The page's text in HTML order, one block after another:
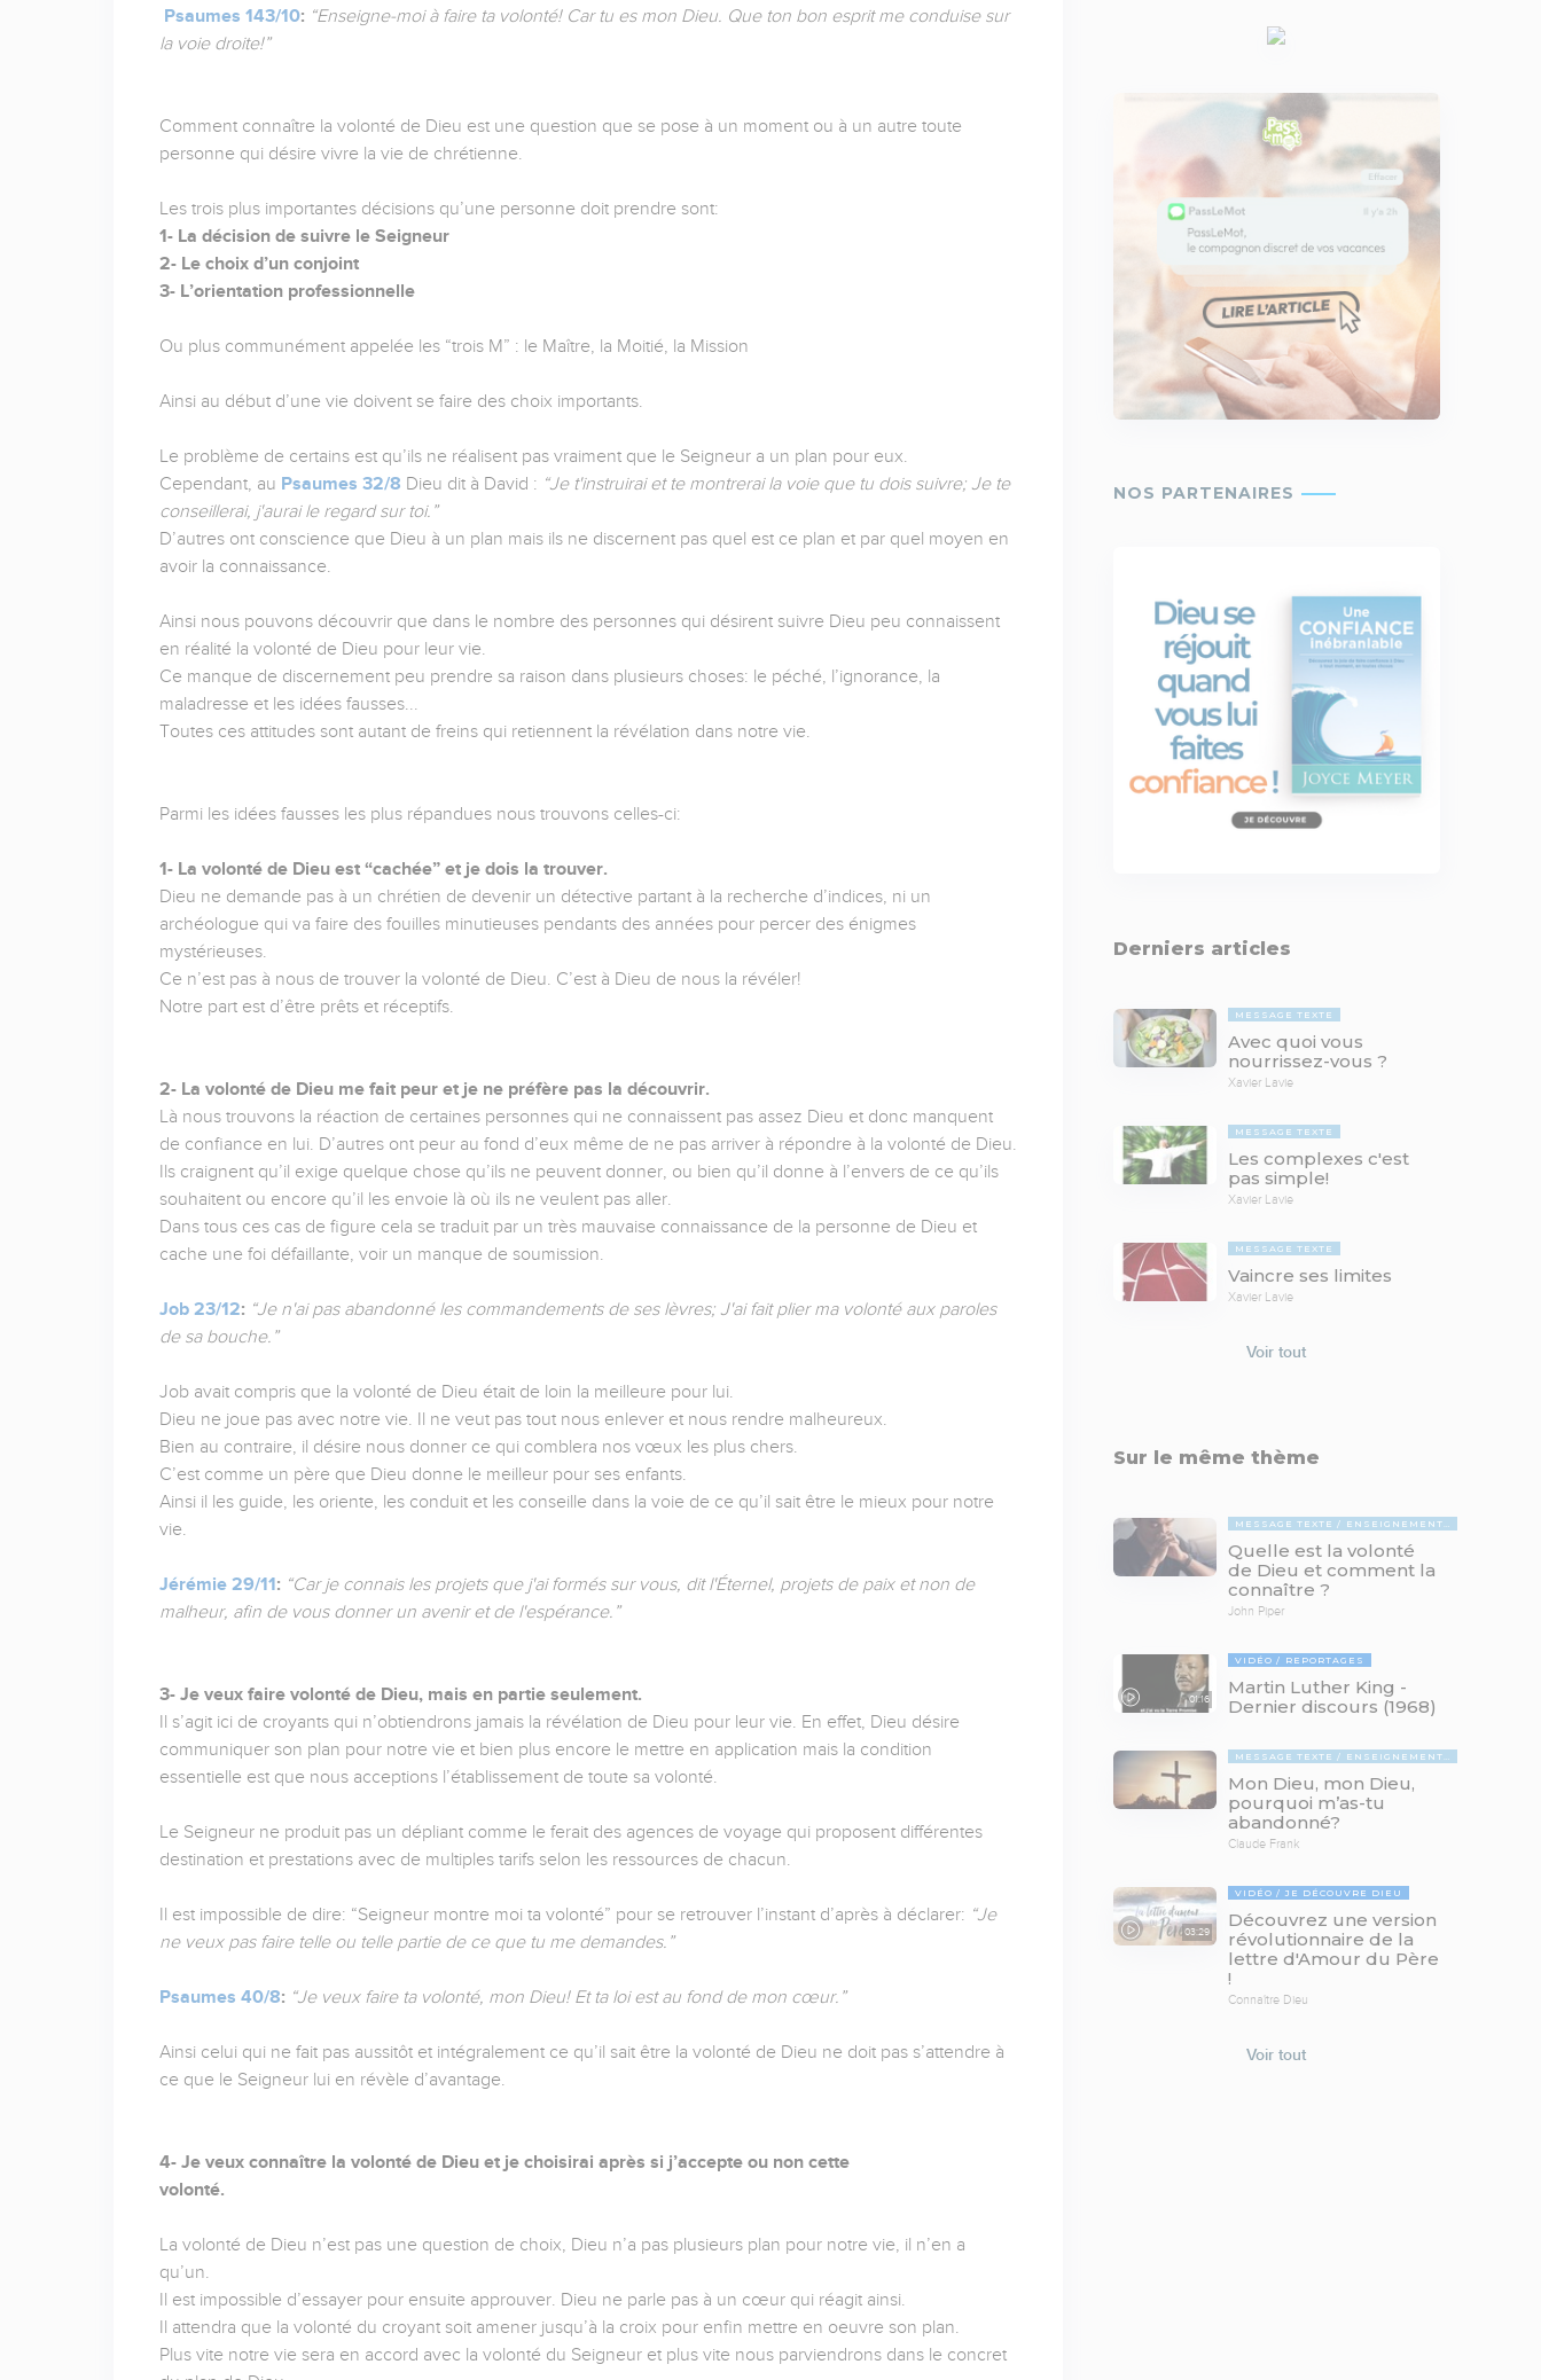
Psaumes 143/10: “Enseigne-moi à faire ta volonté! Car tu es mon Dieu. Que ton bon esprit me conduise sur
la voie droite!”
Comment connaître la volonté de Dieu est une question que se pose à un moment ou à un autre toute
personne qui désire vivre la vie de chrétienne.
Les trois plus importantes décisions qu’une personne doit prendre sont:
1- La décision de suivre le Seigneur
2- Le choix d’un conjoint
3- L’orientation professionnelle
Ou plus communément appelée les “trois M” : le Maître, la Moitié, la Mission
Ainsi au début d’une vie doivent se faire des choix importants.
Le problème de certains est qu’ils ne réalisent pas vraiment que le Seigneur a un plan pour eux.
Cependant, au Psaumes 32/8 Dieu dit à David : “Je t'instruirai et te montrerai la voie que tu dois suivre; Je te
conseillerai, j'aurai le regard sur toi.”
D’autres ont conscience que Dieu à un plan mais ils ne discernent pas quel est ce plan et par quel moyen en
avoir la connaissance.
Ainsi nous pouvons découvrir que dans le nombre des personnes qui désirent suivre Dieu peu connaissent
en réalité la volonté de Dieu pour leur vie.
Ce manque de discernement peu prendre sa raison dans plusieurs choses: le péché, l’ignorance, la
maladresse et les idées fausses...
Toutes ces attitudes sont autant de freins qui retiennent la révélation dans notre vie.
Parmi les idées fausses les plus répandues nous trouvons celles-ci:
1- La volonté de Dieu est “cachée” et je dois la trouver.
Dieu ne demande pas à un chrétien de devenir un détective partant à la recherche d’indices, ni un
archéologue qui va faire des fouilles minutieuses pendants des années pour percer des énigmes
mystérieuses.
Ce n’est pas à nous de trouver la volonté de Dieu. C’est à Dieu de nous la révéler!
Notre part est d’être prêts et réceptifs.
2- La volonté de Dieu me fait peur et je ne préfère pas la découvrir.
Là nous trouvons la réaction de certaines personnes qui ne connaissent pas assez Dieu et donc manquent
de confiance en lui. D’autres ont peur au fond d’eux même de ne pas arriver à répondre à la volonté de Dieu.
Ils craignent qu’il exige quelque chose qu’ils ne peuvent donner, ou bien qu’il donne à l’envers de ce qu’ils
souhaitent ou encore qu’il les envoie là où ils ne veulent pas aller.
Dans tous ces cas de figure cela se traduit par un très mauvaise connaissance de la personne de Dieu et
cache une foi défaillante, voir un manque de soumission.
Job 23/12: “Je n'ai pas abandonné les commandements de ses lèvres; J'ai fait plier ma volonté aux paroles
de sa bouche.”
Job avait compris que la volonté de Dieu était de loin la meilleure pour lui.
Dieu ne joue pas avec notre vie. Il ne veut pas tout nous enlever et nous rendre malheureux.
Bien au contraire, il désire nous donner ce qui comblera nos vœux les plus chers.
C’est comme un père que Dieu donne le meilleur pour ses enfants.
Ainsi il les guide, les oriente, les conduit et les conseille dans la voie de ce qu’il sait être le mieux pour notre
vie.
Jérémie 29/11 : “Car je connais les projets que j'ai formés sur vous, dit l'Éternel, projets de paix et non de
malheur, afin de vous donner un avenir et de l'espérance.”
3- Je veux faire volonté de Dieu, mais en partie seulement.
Il s’agit ici de croyants qui n’obtiendrons jamais la révélation de Dieu pour leur vie. En effet, Dieu désire
communiquer son plan pour notre vie et bien plus encore le mettre en application mais la condition
essentielle est que nous acceptions l’établissement de toute sa volonté.
Le Seigneur ne produit pas un dépliant comme le ferait des agences de voyage qui proposent différentes
destination et prestations avec de multiples tarifs selon les ressources de chacun.
Il est impossible de dire: “Seigneur montre moi ta volonté” pour se retrouver l’instant d’après à déclarer: “Je
ne veux pas faire telle ou telle partie de ce que tu me demandes.”
Psaumes 40/8: “Je veux faire ta volonté, mon Dieu! Et ta loi est au fond de mon cœur.”
Ainsi celui qui ne fait pas aussitôt et intégralement ce qu’il sait être la volonté de Dieu ne doit pas s’attendre à
ce que le Seigneur lui en révèle d’avantage.
4- Je veux connaître la volonté de Dieu et je choisirai après si j’accepte ou non cette
volonté.
La volonté de Dieu n’est pas une question de choix, Dieu n’a pas plusieurs plan pour notre vie, il n’en a
qu’un.
Il est impossible d’essayer pour ensuite approuver. Dieu ne parle pas à un cœur qui réagit ainsi.
Il attendra que la volonté du croyant soit amener jusqu’à la croix pour enfin mettre en oeuvre son plan.
Plus vite notre vie sera en accord avec la volonté du Seigneur et plus vite nous parviendrons dans le concret
Derniers articles
MESSAGE TEXTE
Avec quoi vous
nourrissez-vous ?
Xavier Lavie
MESSAGE TEXTE
Les complexes c'est
pas simple!
Xavier Lavie
MESSAGE TEXTE
Vaincre ses limites
Xavier Lavie
Voir tout
Sur le même thème
MESSAGE TEXTE ENSEIGNEMENTS BIBLIQUES
Quelle est la volonté
de Dieu et comment la
connaître ?
John Piper
01:16
VIDÉO REPORTAGES
Martin Luther King -
Dernier discours (1968)
MESSAGE TEXTE ENSEIGNEMENTS BIBLIQUES
Mon Dieu, mon Dieu,
pourquoi m’as-tu
abandonné?
Claude Frank
03:29
VIDÉO JE DÉCOUVRE DIEU
Découvrez une version
révolutionnaire de la
lettre d'Amour du Père
!
Connaître Dieu
Voir tout